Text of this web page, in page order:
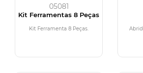
05081
Kit Ferramentas 8 Peças
Kit Ferramenta 8 Peças.